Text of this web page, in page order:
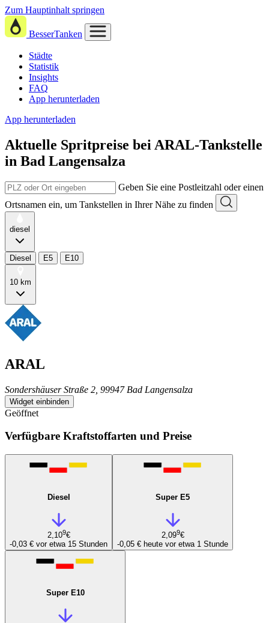
Zum Hauptinhalt springen
BesserTanken
Städte
Statistik
Insights
FAQ
App herunterladen
App herunterladen
Aktuelle Spritpreise bei ARAL-Tankstelle
in Bad Langensalza
Geben Sie eine Postleitzahl oder einen
Ortsnamen ein, um Tankstellen in Ihrer Nähe zu finden
diesel
Diesel E5 E10
10 km
ARAL
Sondershäuser Straße 2, 99947 Bad Langensalza
Widget einbinden
Geöffnet
Verfügbare Kraftstoffarten und Preise
Diesel
2,109€
-0,03 € vor etwa 15 Stunden
Super E5
2,099€
-0,05 € heute vor etwa 1 Stunde
Super E10